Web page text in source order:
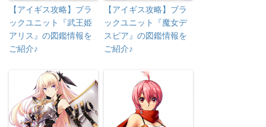
【アイギス攻略】ブラ
ックユニット『武王姫
アリス』の図鑑情報を
ご紹介♪
【アイギス攻略】ブラ
ックユニット『魔女デ
スピア』の図鑑情報を
ご紹介♪